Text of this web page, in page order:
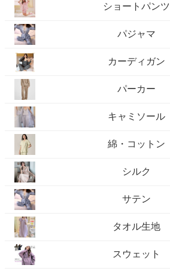
ショートパンツ
パジャマ
カーディガン
パーカー
キャミソール
綿・コットン
シルク
サテン
タオル生地
スウェット